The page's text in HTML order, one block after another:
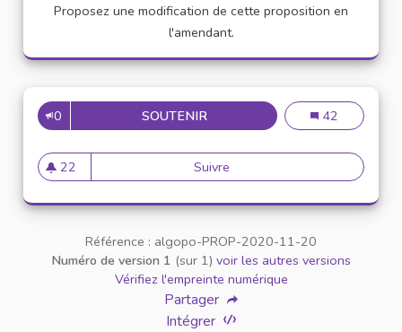
Proposez une modification de cette proposition en
l'amendant.
0 SOUTENIR2 2 42
22
22 abonnés
Suivre
Référence : algopo-PROP-2020-11-20
Numéro de version 1 (sur 1) voir les autres versions
Vérifiez l'empreinte numérique
Partager
Intégrer